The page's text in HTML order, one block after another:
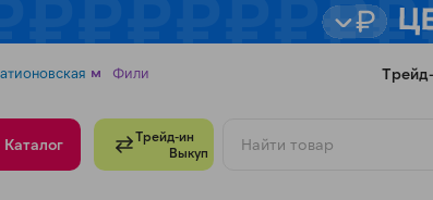
Фили
Каталог
Трейд-ин
Выкуп